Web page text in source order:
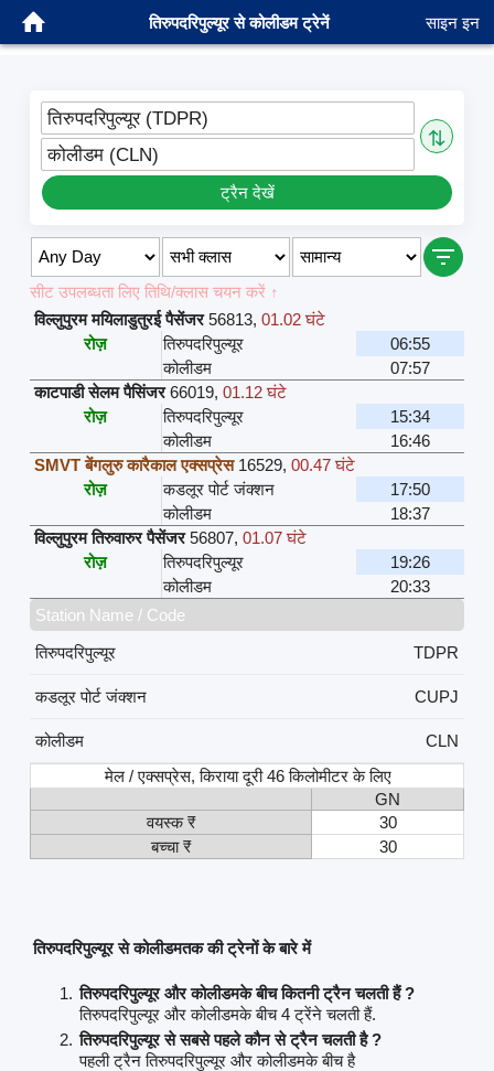
तिरुपदरिपुल्यूर से कोलीडम ट्रेनें साइन इन
तिरुपदरिपुल्यूर (TDPR)
⇅
कोलीडम (CLN)
ट्रैन देखें
सीट उपलब्धता लिए तिथि/क्लास चयन करें ↑
विल्लुपुरम मयिलाडुतुरई पैसेंजर 56813, 01.02 घंटे
रोज़
तिरुपदरिपुल्यूर
06:55
कोलीडम
07:57
काटपाडी सेलम पैसिंजर 66019, 01.12 घंटे
रोज़
तिरुपदरिपुल्यूर
15:34
कोलीडम
16:46
SMVT बेंगलुरु कारैकाल एक्सप्रेस 16529, 00.47 घंटे
रोज़
कडलूर पोर्ट जंक्शन
17:50
कोलीडम
18:37
विल्लुपुरम तिरुवारुर पैसेंजर 56807, 01.07 घंटे
रोज़
तिरुपदरिपुल्यूर
19:26
कोलीडम
20:33
Station Name / Code
तिरुपदरिपुल्यूर
TDPR
कडलूर पोर्ट जंक्शन CUPJ
कोलीडम
CLN
मेल / एक्सप्रेस, किराया दूरी 46 किलोमीटर के लिए
GN
वयस्क ₹
30
बच्चा ₹
30
तिरुपदरिपुल्यूर से कोलीडमतक की ट्रेनों के बारे में
तिरुपदरिपुल्यूर और कोलीडमके बीच कितनी ट्रैन चलती हैं ?
तिरुपदरिपुल्यूर और कोलीडमके बीच 4 ट्रेंने चलती हैं.
तिरुपदरिपुल्यूर से सबसे पहले कौन से ट्रैन चलती है ?
पहली ट्रैन तिरुपदरिपुल्यूर और कोलीडमके बीच है